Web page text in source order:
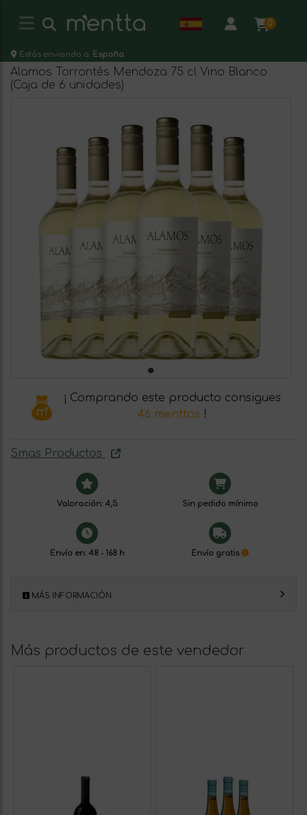
0
Estás enviando a: España
Alamos Torrontés Mendoza 75 cl Vino Blanco
(Caja de 6 unidades)
¡ Comprando este producto consigues
46 menttos !
Smas Productos
Valoración: 4,5 Sin pedido mínimo
Envío en: 48 - 168 h Envío gratis
MÁS INFORMACIÓN
Más productos de este vendedor